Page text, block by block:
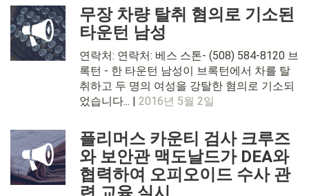
무장 차량 탈취 혐의로 기소된
타운턴 남성
연락처: 연락처: 베스 스톤- (508) 584-8120 브
록턴 - 한 타운턴 남성이 브록턴에서 차를 탈
취하고 두 명의 여성을 강탈한 혐의로 기소되
었습니다... | 2016년 5월 2일
플리머스 카운티 검사 크루즈
와 보안관 맥도날드가 DEA와
협력하여 오피오이드 수사 관